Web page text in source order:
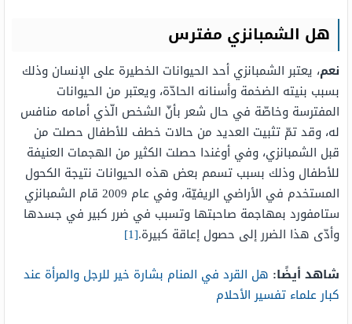
هل الشمبانزي مفترس
نعم، يعتبر الشمبانزي أحد الحيوانات الخطيرة على الإنسان وذلك
بسبب بنيته الضخمة وأسنانه الحادّة، ويعتبر من الحيوانات
المفترسة وخاصّة في حال شعر بأنّ الشخص الّذي أمامه منافس
له، وقد تمّ تثبيت العديد من حالات خطف للأطفال حصلت من
قبل الشمبانزي، وفي أوغندا حصلت الكثير من الهجمات العنيفة
للأطفال وذلك بسبب تسمم بعض هذه الحيوانات نتيجة الكحول
المستخدم في الأراضي الريفيّة، وفي عام 2009 قام الشمبانزي
ستامفورد بمهاجمة صاحبتها وتسبب في ضرر كبير في جسدها
وأدّى هذا الضرر إلى حصول إعاقة كبيرة.[1]
شاهد أيضًا: هل القرد في المنام بشارة خير للرجل والمرأة عند
كبار علماء تفسير الأحلام